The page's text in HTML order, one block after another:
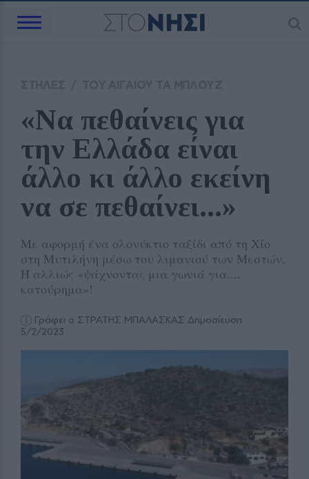
«Να πεθαίνεις για
την Ελλάδα είναι
άλλο κι άλλο εκείνη
να σε πεθαίνει...»
Με αφορμή ένα ολονύκτιο ταξίδι από τη Χίο
στη Μυτιλήνη μέσω του λιμανιού των Μεστών.
Ή αλλιώς «ψάχνοντας μια γωνιά για....
κατούρημα»!
Γράφει ο ΣΤΡΑΤΗΣ ΜΠΑΛΑΣΚΑΣ Δημοσίευση
5/2/2023